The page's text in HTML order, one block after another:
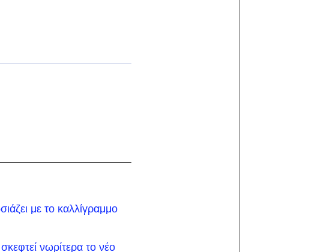
με το καλλίγραμμο
νωρίτερα το νέο